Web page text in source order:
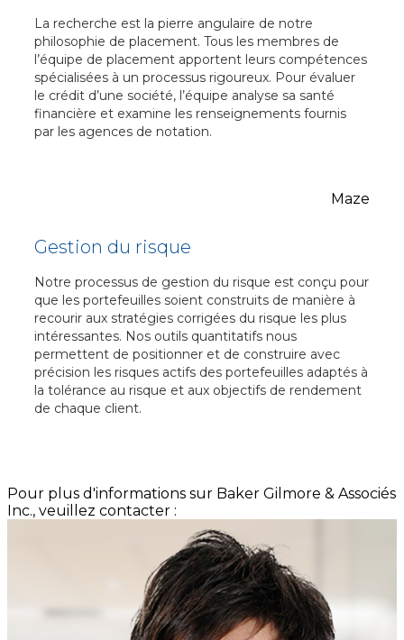
La recherche est la pierre angulaire de notre
philosophie de placement. Tous les membres de
l’équipe de placement apportent leurs compétences
spécialisées à un processus rigoureux. Pour évaluer
le crédit d’une société, l’équipe analyse sa santé
financière et examine les renseignements fournis
par les agences de notation.
Gestion du risque
Notre processus de gestion du risque est conçu pour
que les portefeuilles soient construits de manière à
recourir aux stratégies corrigées du risque les plus
intéressantes. Nos outils quantitatifs nous
permettent de positionner et de construire avec
précision les risques actifs des portefeuilles adaptés à
la tolérance au risque et aux objectifs de rendement
de chaque client.
Pour plus d'informations sur Baker Gilmore & Associés
Inc., veuillez contacter :